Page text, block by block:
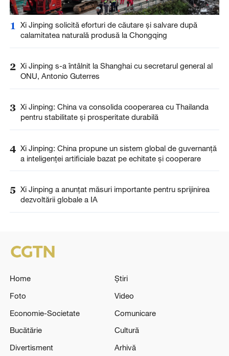
1
Xi Jinping solicită eforturi de căutare și salvare după
calamitatea naturală produsă la Chongqing
2 Xi Jinping s-a întâlnit la Shanghai cu secretarul general al
ONU, Antonio Guterres
3 Xi Jinping: China va consolida cooperarea cu Thailanda
pentru stabilitate și prosperitate durabilă
4 Xi Jinping: China propune un sistem global de guvernanță
a inteligenței artificiale bazat pe echitate și cooperare
5 Xi Jinping a anunţat măsuri importante pentru sprijinirea
dezvoltării globale a IA
Home
Știri
Foto
Video
Economie-Societate
Comunicare
Bucătărie
Cultură
Divertisment
Arhivă